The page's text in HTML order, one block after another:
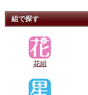
組で探す
花組